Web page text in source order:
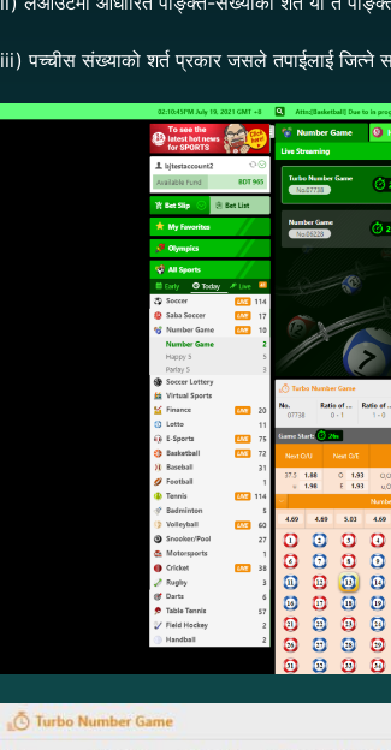
iii) पच्चीस संख्याको शर्त प्रकार जसले तपाईलाई जित्ने